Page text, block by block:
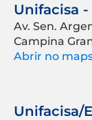
Unifacisa
Av. Sen.
Campina
Abrir no
Unifacisa/